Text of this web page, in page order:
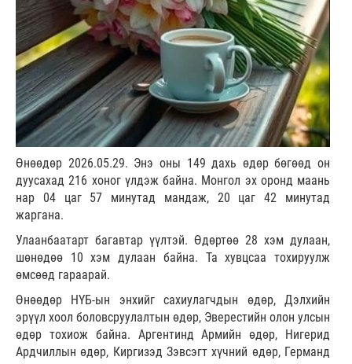
Өнөөдөр 2026.05.29. Энэ оны 149 дахь өдөр бөгөөд он
дуусахад 216 хоног үлдэж байна. Монгол эх оронд маань
нар 04 цаг 57 минутад мандаж, 20 цаг 42 минутад
жаргана.
Улаанбаатарт багавтар үүлтэй. Өдөртөө 28 хэм дулаан,
шөнөдөө 10 хэм дулаан байна. Та хувцсаа тохируулж
өмсөөд гараарай.
Өнөөдөр НҮБ-ын энхийг сахиулагчдын өдөр, Дэлхийн
эрүүл хоол боловсруулалтын өдөр, Эверестийн олон улсын
өдөр тохиож байна. Аргентинд Армийн өдөр, Нигерид
Ардчиллын өдөр, Киргизэд Зэвсэгт хүчний өдөр, Германд